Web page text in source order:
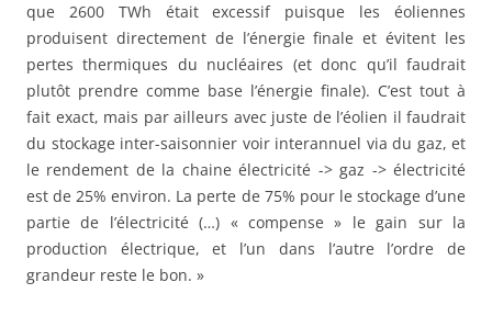
que 2600 TWh était excessif puisque les éoliennes
produisent directement de l’énergie finale et évitent les
pertes thermiques du nucléaires (et donc qu’il faudrait
plutôt prendre comme base l’énergie finale). C’est tout à
fait exact, mais par ailleurs avec juste de l’éolien il faudrait
du stockage inter-saisonnier voir interannuel via du gaz, et
le rendement de la chaine électricité -> gaz -> électricité
est de 25% environ. La perte de 75% pour le stockage d’une
partie de l’électricité (…) « compense » le gain sur la
production électrique, et l’un dans l’autre l’ordre de
grandeur reste le bon. »